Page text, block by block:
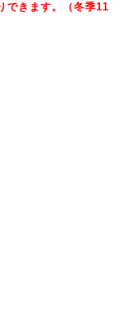
きます。（冬季11